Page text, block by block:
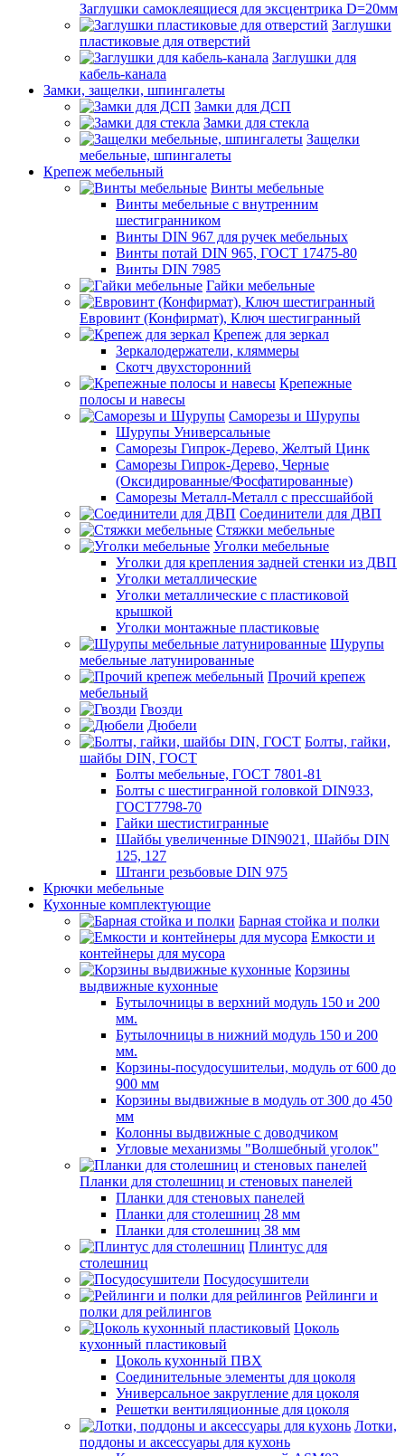
Заглушки самоклеящиеся для эксцентрика D=20мм
Заглушки
пластиковые для отверстий
Заглушки для
кабель-канала
Замки, защелки, шпингалеты
Замки для ДСП
Замки для стекла
Защелки
мебельные, шпингалеты
Крепеж мебельный
Винты мебельные
Винты мебельные с внутренним
шестигранником
Винты DIN 967 для ручек мебельных
Винты потай DIN 965, ГОСТ 17475-80
Винты DIN 7985
Гайки мебельные
Евровинт (Конфирмат), Ключ шестигранный
Крепеж для зеркал
Зеркалодержатели, кляммеры
Скотч двухсторонний
Крепежные
полосы и навесы
Саморезы и Шурупы
Шурупы Универсальные
Саморезы Гипрок-Дерево, Желтый Цинк
Саморезы Гипрок-Дерево, Черные
(Оксидированные/Фосфатированные)
Саморезы Металл-Металл с прессшайбой
Соединители для ДВП
Стяжки мебельные
Уголки мебельные
Уголки для крепления задней стенки из ДВП
Уголки металлические
Уголки металлические с пластиковой
крышкой
Уголки монтажные пластиковые
Шурупы
мебельные латунированные
Прочий крепеж
мебельный
Гвозди
Дюбели
Болты, гайки,
шайбы DIN, ГОСТ
Болты мебельные, ГОСТ 7801-81
Болты с шестигранной головкой DIN933,
ГОСТ7798-70
Гайки шестистигранные
Шайбы увеличенные DIN9021, Шайбы DIN
125, 127
Штанги резьбовые DIN 975
Крючки мебельные
Кухонные комплектующие
Барная стойка и полки
Емкости и
контейнеры для мусора
Корзины
выдвижные кухонные
Бутылочницы в верхний модуль 150 и 200
мм.
Бутылочницы в нижний модуль 150 и 200
мм.
Корзины-посудосушительи, модуль от 600 до
900 мм
Корзины выдвижные в модуль от 300 до 450
мм
Колонны выдвижные с доводчиком
Угловые механизмы "Волшебный уголок"
Планки для столешниц и стеновых панелей
Планки для стеновых панелей
Планки для столешниц 28 мм
Планки для столешниц 38 мм
Плинтус для
столешниц
Посудосушители
Рейлинги и
полки для рейлингов
Цоколь
кухонный пластиковый
Цоколь кухонный ПВХ
Соединительные элементы для цоколя
Универсальное закругление для цоколя
Решетки вентиляционные для цоколя
Лотки,
поддоны и аксессуары для кухонь